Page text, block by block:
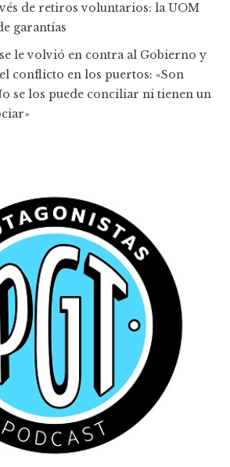
de retiros voluntarios: la UOM
garantías
le volvió en contra al Gobierno y
conflicto en los puertos: «Son
se los puede conciliar ni tienen un